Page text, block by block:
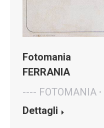
Fotomania
FERRANIA
---- FOTOMANIA
Dettagli